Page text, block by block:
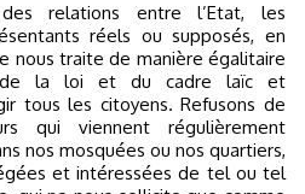
relations entre l’Etat, les
réels ou supposés, en
nous traite de manière égalitaire
la loi et du cadre laïc et
tous les citoyens. Refusons de
qui viennent régulièrement
nos mosquées ou nos quartiers,
et intéressées de tel ou tel